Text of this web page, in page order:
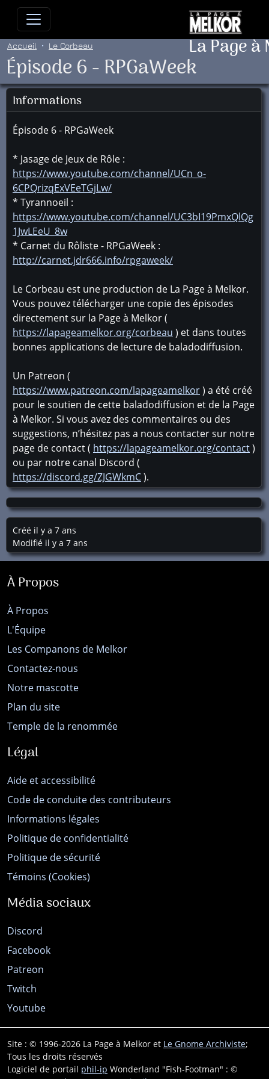
Allez directement au contenu
La Page
Accueil Le Corbeau
Épisode 6 - RPGaWeek
Informations
Épisode 6 - RPGaWeek
* Jasage de Jeux de Rôle :
https://www.youtube.com/channel/UCn_o-
6CPQrizqExVEeTGjLw/
* Tyrannoeil :
https://www.youtube.com/channel/UC3bI19PmxQlQg
1JwLEeU_8w
* Carnet du Rôliste - RPGaWeek :
http://carnet.jdr666.info/rpgaweek/
Le Corbeau est une production de La Page à Melkor.
Vous pouvez télécharger une copie des épisodes
directement sur la Page à Melkor (
https://lapageamelkor.org/corbeau ) et dans toutes
bonnes applications de lecture de baladodiffusion.
Un Patreon (
https://www.patreon.com/lapageamelkor) a été créé
pour le soutien de cette baladodiffusion et de la Page
à Melkor. Si vous avez des commentaires ou des
suggestions, n’hésitez pas a nous contacter sur notre
page de contact ( https://lapageamelkor.org/contact)
ou par notre canal Discord (
https://discord.gg/ZJGWkmC).
Créé il y a 7 ans
Modifié il y a 7 ans
À Propos
À Propos
L'Équipe
Les Companons de Melkor
Contactez-nous
Notre mascotte
Plan du site
Temple de la renommée
Légal
Aide et accessibilité
Code de conduite des contributeurs
Informations légales
Politique de confidentialité
Politique de sécurité
Témoins (Cookies)
Média sociaux
Discord
Facebook
Patreon
Twitch
Youtube
Site : © 1996-2026 La Page à Melkor et Le Gnome Archiviste;
Tous les droits réservés
Logiciel de portail phil-ip Wonderland "Fish-Footman" : ©